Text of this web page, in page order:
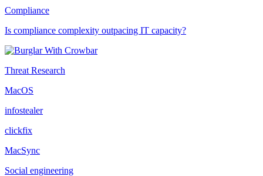
Compliance
Is compliance complexity outpacing IT capacity?
Threat Research
MacOS
infostealer
clickfix
MacSync
Social engineering